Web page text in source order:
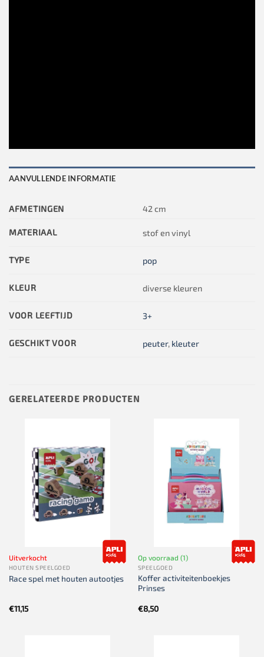
AANVULLENDE INFORMATIE
AFMETINGEN 42 cm
MATERIAAL stof en vinyl
TYPE pop
KLEUR diverse kleuren
VOOR LEEFTIJD 3+
GESCHIKT VOOR peuter, kleuter
GERELATEERDE PRODUCTEN
Uitverkocht
HOUTEN SPEELGOED
Race spel met houten autootjes
€11,15
Op voorraad (1)
SPEELGOED
Koffer activiteitenboekjes
Prinses
€8,50